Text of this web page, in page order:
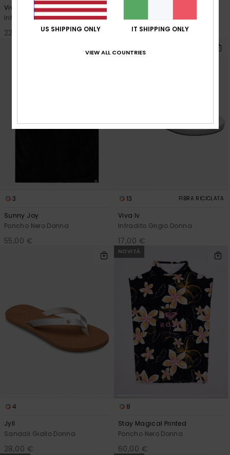
Viva Jelly
Infradito Bianco Donna
22,00 €
Infradito Nero Donna
22,00 €
3
Sunny Joy
Poncho Nero Donna
55,00 €
13 FIBRA RICICLATA
Viva Iv
Infradito Grigio Donna
17,00 €
4
Jyll
Sandali Giallo Donna
28,00 €
NOVITÀ
8
Stay Magical Printed
Poncho Nero Donna
60,00 €
US SHIPPING ONLY IT SHIPPING ONLY
VIEW ALL COUNTRIES